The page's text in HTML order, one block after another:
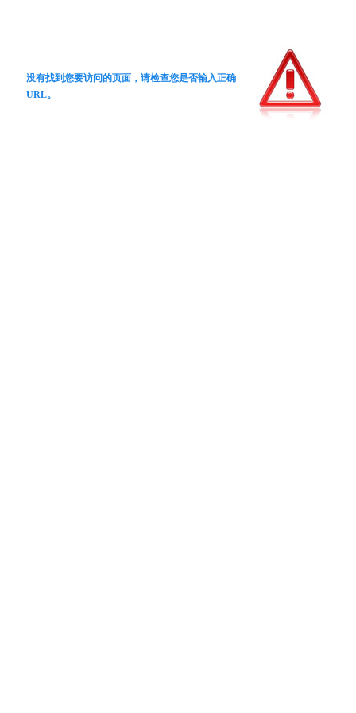
没有找到您要访问的页面，请检查您是否输入正确
URL。